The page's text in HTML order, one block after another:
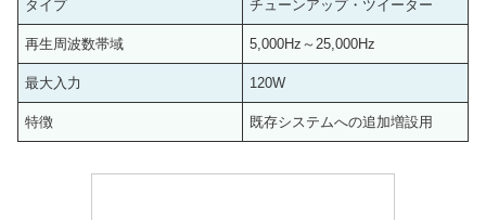
タイプ チューンアップ・ツイーター
再生周波数帯域 5,000Hz～25,000Hz
最大入力 120W
特徴 既存システムへの追加増設用